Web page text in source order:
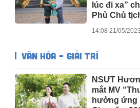
lúc đi xa”
Phủ Chủ
14:08 21/05/2023
VĂN HÓA – GIẢI TRÍ
NSƯT
mắt MV
hưởng ứng